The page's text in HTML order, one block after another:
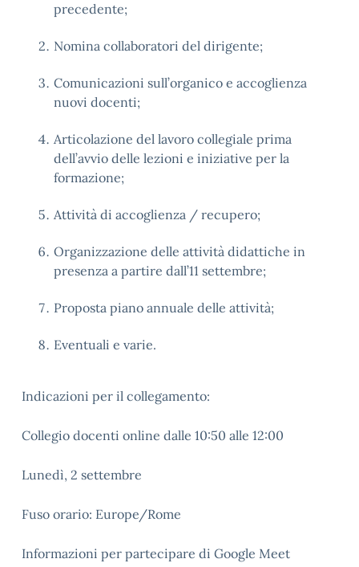
precedente;
Nomina collaboratori del dirigente;
Comunicazioni sull’organico e accoglienza
nuovi docenti;
Articolazione del lavoro collegiale prima
dell’avvio delle lezioni e iniziative per la
formazione;
Attività di accoglienza / recupero;
Organizzazione delle attività didattiche in
presenza a partire dall’11 settembre;
Proposta piano annuale delle attività;
Eventuali e varie.
Indicazioni per il collegamento:
Collegio docenti online dalle 10:50 alle 12:00
Lunedì, 2 settembre
Fuso orario: Europe/Rome
Informazioni per partecipare di Google Meet